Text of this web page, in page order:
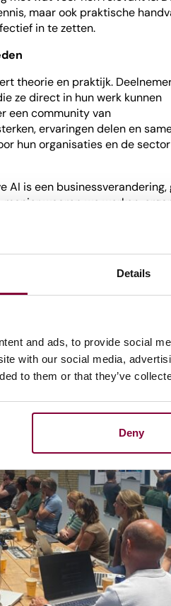
Details
and ads, to provide social
with our social media,
to them or that they’ve
Deny
maar ook praktische
in te zetten.
theorie en praktijk.
ze direct in hun werk kunnen
een community van
ervaringen delen en
hun organisaties en de
AI is een businessverandering,
waarop we werken,